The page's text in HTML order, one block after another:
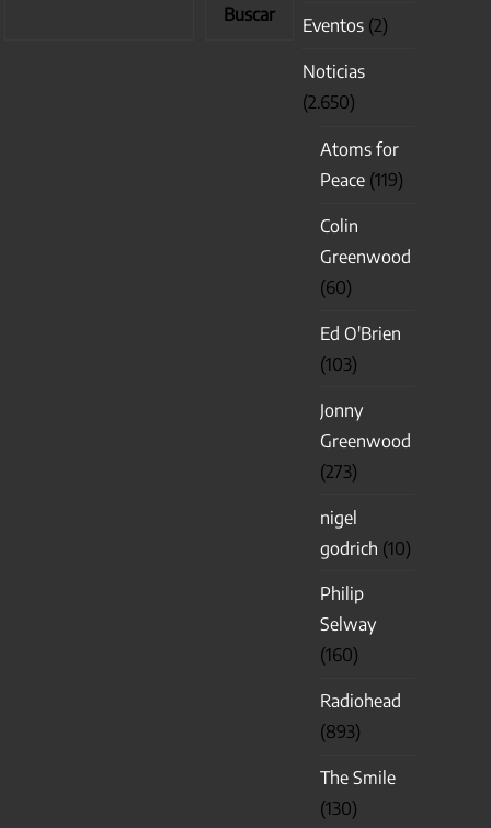
Buscar
Eventos (2)
Noticias
(2.650)
Atoms for
Peace (119)
Colin
Greenwood
(60)
Ed O'Brien
(103)
Jonny
Greenwood
(273)
nigel
godrich (10)
Philip
Selway
(160)
Radiohead
(893)
The Smile
(130)